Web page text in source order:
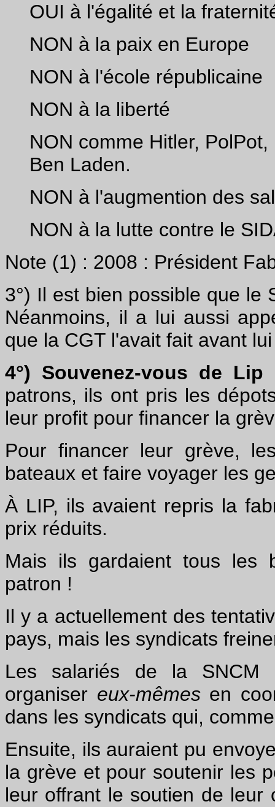
OUI à l'égalité et la
NON à la paix en Europe
NON à l'école républicaine
NON à la liberté
NON comme Hitler,
Ben Laden.
NON à l'augmention des
NON à la lutte contre le
Note (1) : 2008 : Président
3°) Il est bien possible que le
Néanmoins, il a lui aussi
que la CGT l'avait fait avant
4°) Souvenez-vous de
patrons, ils ont pris les
leur profit pour financer la
Pour financer leur grève,
bateaux et faire voyager les
À LIP, ils avaient repris la
prix réduits.
Mais ils gardaient tous les
patron !
Il y a actuellement des
pays, mais les syndicats
Les salariés de la SNCM
organiser eux-mêmes en
dans les syndicats qui,
Ensuite, ils auraient pu
la grève et pour soutenir les
leur offrant le soutien de leur